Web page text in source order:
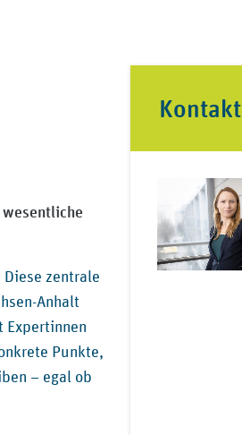
zentrale
Anhalt
Expertinnen
Punkte,
– egal ob
Kontakt